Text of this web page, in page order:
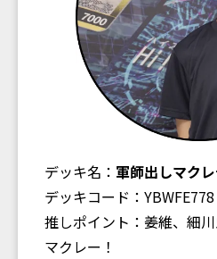
デッキ名： 軍師出しマク
デッキコード：YBWFE778
推しポイント：姜維、細
マクレー！